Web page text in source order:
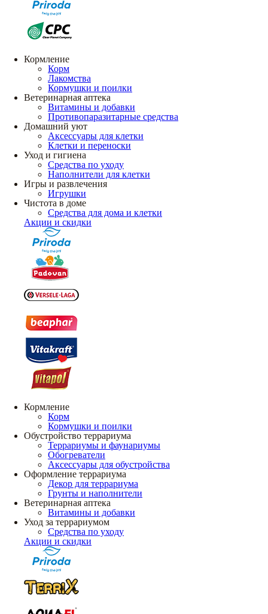
Кормление
Корм
Лакомства
Кормушки и поилки
Ветеринарная аптека
Витамины и добавки
Противопаразитарные средства
Домашний уют
Аксессуары для клетки
Клетки и переноски
Уход и гигиена
Средства по уходу
Наполнители для клетки
Игры и развлечения
Игрушки
Чистота в доме
Средства для дома и клетки
Акции и скидки
Кормление
Корм
Кормушки и поилки
Обустройство террариума
Террариумы и фаунариумы
Обогреватели
Аксессуары для обустройства
Оформление террариума
Декор для террариума
Грунты и наполнители
Ветеринарная аптека
Витамины и добавки
Уход за террариумом
Средства по уходу
Акции и скидки